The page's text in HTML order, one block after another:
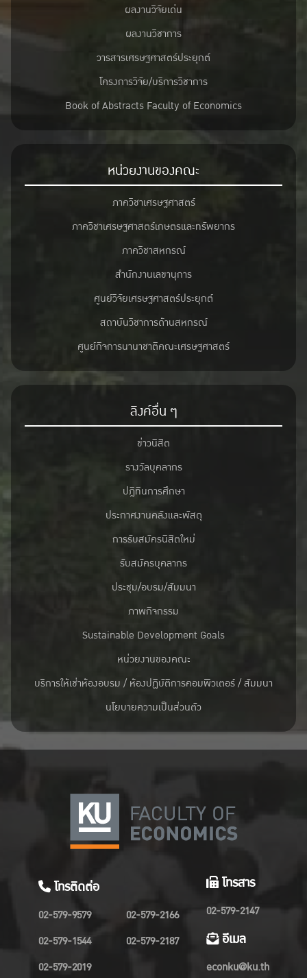
ผลงานวิจัยเด่น
ผลงานวิชาการ
วารสารเศรษฐศาสตร์ประยุกต์
โครงการวิจัย/บริการวิชาการ
Book of Abstracts Faculty of Economics
หน่วยงานของคณะ
ภาควิชาเศรษฐศาสตร์
ภาควิชาเศรษฐศาสตร์เกษตรและทรัพยากร
ภาควิชาสหกรณ์
สำนักงานเลขานุการ
ศูนย์วิจัยเศรษฐศาสตร์ประยุกต์
สถาบันวิชาการด้านสหกรณ์
ศูนย์กิจการนานาชาติคณะเศรษฐศาสตร์
ลิงค์อื่น ๆ
ข่าวนิสิต
รางวัลบุคลากร
ปฎิทินการศึกษา
ประกาศงานคลังและพัสดุ
การรับสมัครนิสิตใหม่
รับสมัครบุคลากร
ประชุม/อบรม/สัมมนา
ภาพกิจกรรม
Sustainable Development Goals
หน่วยงานของคณะ
บริการให้เช่าห้องอบรม / ห้องปฏิบัติการคอมพิวเตอร์ / สัมมนา
นโยบายความเป็นส่วนตัว
โทรติดต่อ
02-579-9579
02-579-1544
02-579-2019
02-579-2166
02-579-2187
โทรสาร
02-579-2147
อีเมล
econku@ku.th